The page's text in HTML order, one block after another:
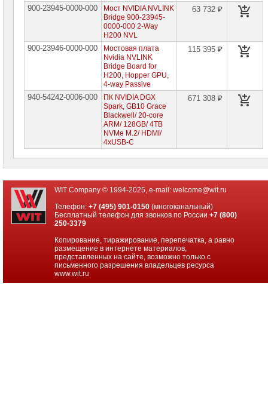
900-23945-0000-000
Мост NVIDIA NVLINK
Bridge 900-23945-
0000-000 2-Way
H200 NVL
63 732 ₽
900-23946-0000-000
Мостовая плата
Nvidia NVLINK
Bridge Board for
H200, Hopper GPU,
4-way Passive
115 395 ₽
940-54242-0006-000
ПК NVIDIA DGX
Spark, GB10 Grace
Blackwell/ 20-core
ARM/ 128GB/ 4TB
NVMe M.2/ HDMI/
4xUSB-С
671 308 ₽
WIT Company © 1994-2025, e-mail: welcome@wit.ru
Телефон:+7 (495) 901-0150 (многоканальный)
Бесплатный телефон для звонков по России+7 (800)
250-3379
Копирование, тиражирование, перепечатка, а равно
размещение в интернете материалов,
представленных на сайте, возможно только с
письменного разрешения владельцев ресурса
www.wit.ru